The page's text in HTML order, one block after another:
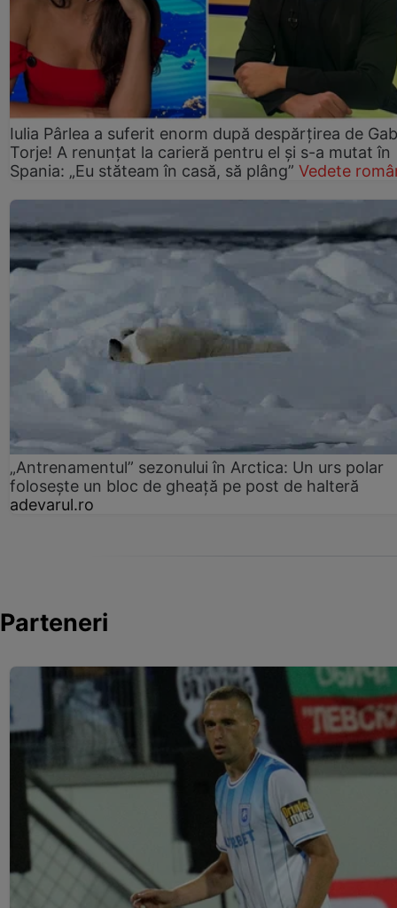
Iulia Pârlea a suferit enorm după despărțirea de
Torje! A renunțat la carieră pentru el și s-a mutat în
Spania: „Eu stăteam în casă, să plâng” Vedete
„Antrenamentul” sezonului în Arctica: Un urs polar
folosește un bloc de gheață pe post de halteră
adevarul.ro
Parteneri